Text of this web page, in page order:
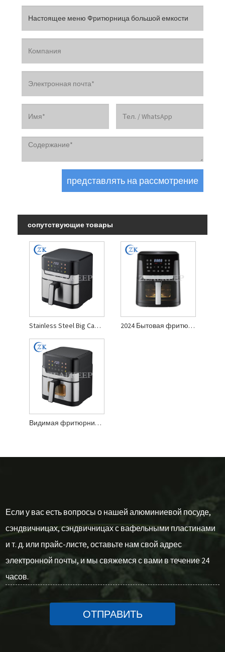
сопутствующие товары
Stainless Steel Big Capacity Air Fryer 2024 Бытовая фритюрница большой емкости
Видимая фритюрница большой емкости
Если у вас есть вопросы о нашей алюминиевой посуде,
сэндвичницах, сэндвичницах с вафельными пластинами
и т. д. или прайс-листе, оставьте нам свой адрес
электронной почты, и мы свяжемся с вами в течение 24
часов.
ОТПРАВИТЬ